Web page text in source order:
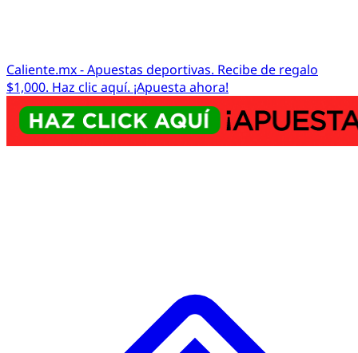
Caliente.mx - Apuestas deportivas. Recibe de regalo
$1,000. Haz clic aquí. ¡Apuesta ahora!